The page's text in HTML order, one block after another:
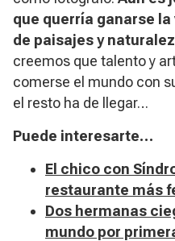
que querría ganarse
de paisajes y
creemos que talento y
comerse el mundo con
el resto ha de llegar…
Puede interesarte…
El chico con
restaurante más
Dos hermanas
mundo por